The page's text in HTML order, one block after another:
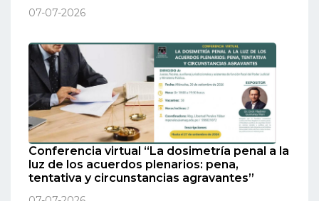
07-07-2026
Conferencia virtual “La dosimetría penal a la
luz de los acuerdos plenarios: pena,
tentativa y circunstancias agravantes”